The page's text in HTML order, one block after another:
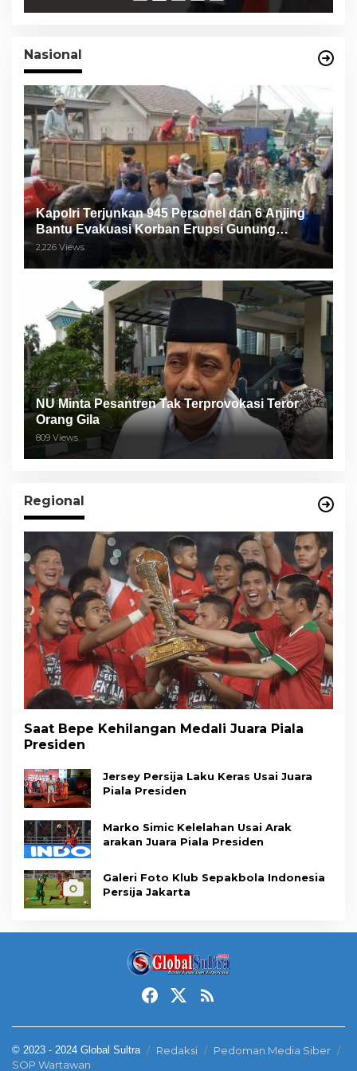
Nasional
Kapolri Terjunkan 945 Personel dan 6 Anjing
Bantu Evakuasi Korban Erupsi Gunung
Semeru
2,226 Views
NU Minta Pesantren Tak Terprovokasi Teror
Orang Gila
809 Views
Regional
Saat Bepe Kehilangan Medali Juara Piala
Presiden
Jersey Persija Laku Keras Usai Juara
Piala Presiden
Marko Simic Kelelahan Usai Arak
arakan Juara Piala Presiden
Galeri Foto Klub Sepakbola Indonesia
Persija Jakarta
© 2023 - 2024 Global Sultra Redaksi
Pedoman Media Siber
SOP Wartawan